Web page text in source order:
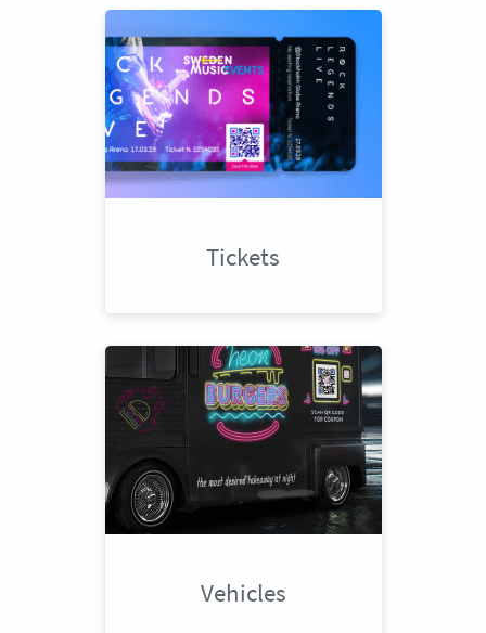
Tickets
Vehicles